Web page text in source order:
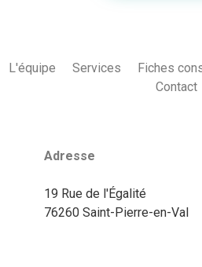
L'équipe Services Fiches
Contact
Adresse
19 Rue de l'Égalité
76260 Saint-Pierre-en-Val